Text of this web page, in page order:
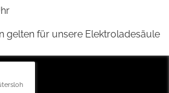
gelten für unsere Elektroladesäule